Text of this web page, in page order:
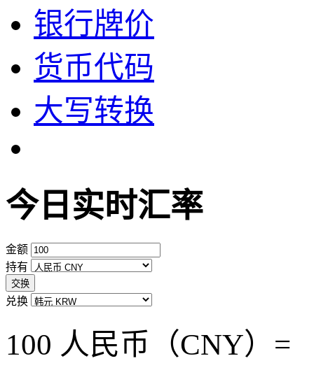
银行牌价
货币代码
大写转换
今日实时汇率
金额
持有
交换
兑换
100 人民币（CNY）=